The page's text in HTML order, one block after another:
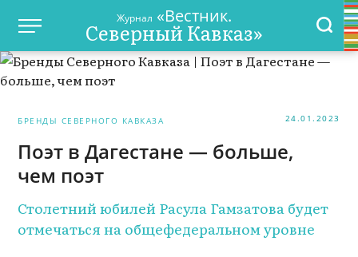
Журнал «Вестник.
Северный Кавказ»
БРЕНДЫ СЕВЕРНОГО КАВКАЗА 24.01.2023
Поэт в Дагестане — больше,
чем поэт
Столетний юбилей Расула Гамзатова будет
отмечаться на общефедеральном уровне